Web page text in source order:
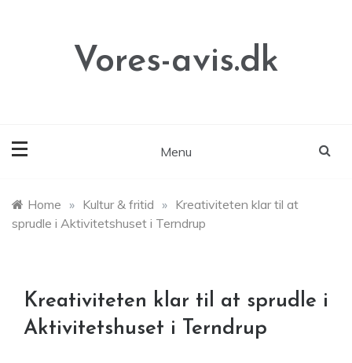
Vores-avis.dk
Menu
Home » Kultur & fritid » Kreativiteten klar til at
sprudle i Aktivitetshuset i Terndrup
Kreativiteten klar til at sprudle i
Aktivitetshuset i Terndrup